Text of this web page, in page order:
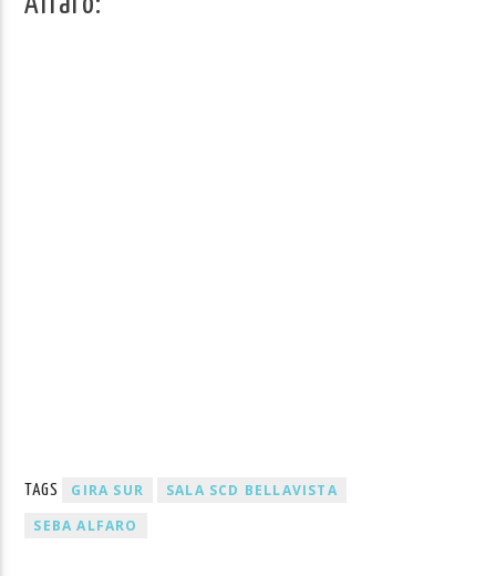
TAGS GIRA SUR
SALA SCD BELLAVISTA
SEBA ALFARO